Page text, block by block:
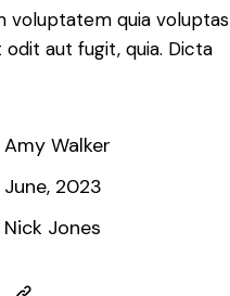
voluptatem quia voluptas
aut fugit, quia. Dicta
Amy Walker
June, 2023
Nick Jones